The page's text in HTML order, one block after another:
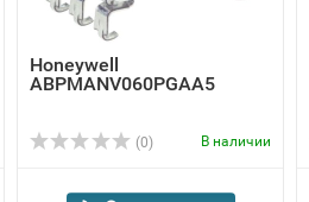
Honeywell
ABPMANV060PGAA5
(0) В наличии